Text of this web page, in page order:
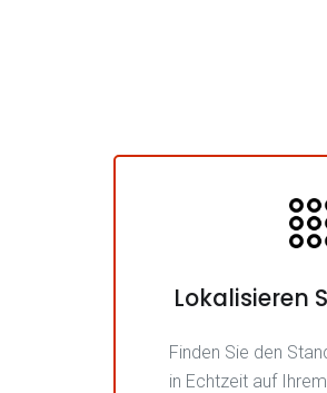
Lokalisieren
Finden Sie den
in Echtzeit auf